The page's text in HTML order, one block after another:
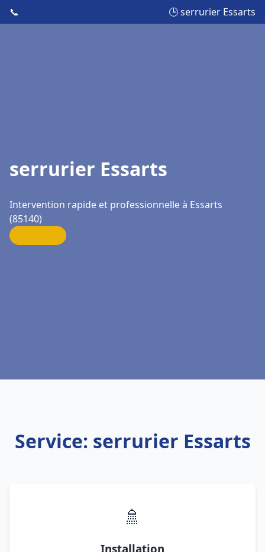
📞 🕒 serrurier Essarts
serrurier Essarts
Intervention rapide et professionnelle à Essarts
(85140)
Service: serrurier Essarts
🚿
Installation